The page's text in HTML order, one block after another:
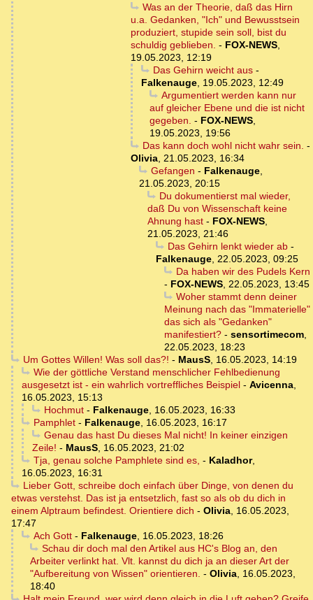
Was an der Theorie, daß das Hirn
u.a. Gedanken, "Ich" und Bewusstsein
produziert, stupide sein soll, bist du
schuldig geblieben. - FOX-NEWS,
19.05.2023, 12:19
Das Gehirn weicht aus-
Falkenauge, 19.05.2023, 12:49
Argumentiert werden kann nur
auf gleicher Ebene und die ist nicht
gegeben. - FOX-NEWS,
19.05.2023, 19:56
Das kann doch wohl nicht wahr sein. -
Olivia, 21.05.2023, 16:34
Gefangen - Falkenauge,
21.05.2023, 20:15
Du dokumentierst mal wieder,
daß Du von Wissenschaft keine
Ahnung hast - FOX-NEWS,
21.05.2023, 21:46
Das Gehirn lenkt wieder ab-
Falkenauge, 22.05.2023, 09:25
Da haben wir des Pudels Kern
- FOX-NEWS, 22.05.2023, 13:45
Woher stammt denn deiner
Meinung nach das "Immaterielle"
das sich als "Gedanken"
manifestiert? - sensortimecom,
22.05.2023, 18:23
Um Gottes Willen! Was soll das?! - MausS, 16.05.2023, 14:19
Wie der göttliche Verstand menschlicher Fehlbedienung
ausgesetzt ist - ein wahrlich vortreffliches Beispiel - Avicenna,
16.05.2023, 15:13
Hochmut- Falkenauge, 16.05.2023, 16:33
Pamphlet- Falkenauge, 16.05.2023, 16:17
Genau das hast Du dieses Mal nicht! In keiner einzigen
Zeile! - MausS, 16.05.2023, 21:02
Tja, genau solche Pamphlete sind es, - Kaladhor,
16.05.2023, 16:31
Lieber Gott, schreibe doch einfach über Dinge, von denen du
etwas verstehst. Das ist ja entsetzlich, fast so als ob du dich in
einem Alptraum befindest. Orientiere dich - Olivia, 16.05.2023,
17:47
Ach Gott- Falkenauge, 16.05.2023, 18:26
Schau dir doch mal den Artikel aus HC's Blog an, den
Arbeiter verlinkt hat. Vlt. kannst du dich ja an dieser Art der
"Aufbereitung von Wissen" orientieren. - Olivia, 16.05.2023,
18:40